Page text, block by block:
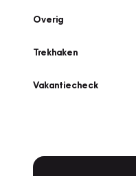
Overig
Trekhaken
Vakantiecheck